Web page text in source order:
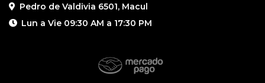
Pedro de Valdivia 6501, Macul
Lun a Vie 09:30 AM a 17:30 PM